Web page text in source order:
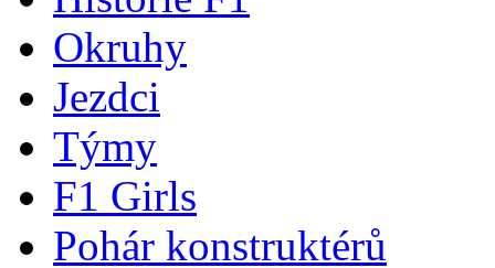
Okruhy
Jezdci
Týmy
F1 Girls
Pohár konstruktérů